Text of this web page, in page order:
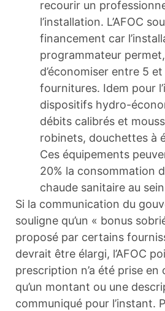
recourir un
l’installation. L’AFOC
financement car
programmateur
d’économiser entre 5 et
fournitures. Idem pour
dispositifs hydro-
débits calibrés et
robinets, douchettes à
Ces équipements
20% la consommation
chaude sanitaire au
Si la communication du
souligne qu’un « bonus
proposé par certains
devrait être élargi, l’AFOC
prescription n’a été prise en
qu’un montant ou une
communiqué pour l’instant.